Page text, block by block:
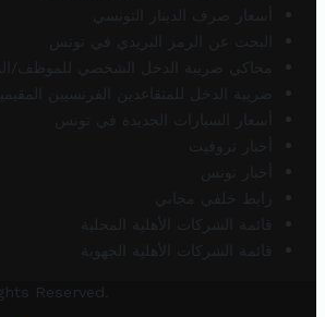
أسعار صرف الدينار التونسي
البحث عن الرمز البريدي في تونس
محاكي ضريبة الدخل الشخصي للموظف/
ضريبة الدخل للمتقاعدين الفرنسيين
أسعار السيارات الجديدة في تونس
أخبار تروفيت
أخبار تونس
رابط خلفي مجاني
قائمة الشركات الأهلية المحلية
قائمة الشركات الأهلية الجهوية
Reserved.